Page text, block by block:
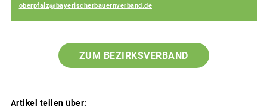
oberpfalz@bayerischerbauernverband.de
ZUM BEZIRKSVERBAND
Artikel teilen über: